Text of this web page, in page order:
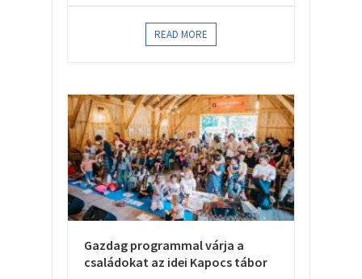
READ MORE
Gazdag programmal várja a
családokat az idei Kapocs tábor